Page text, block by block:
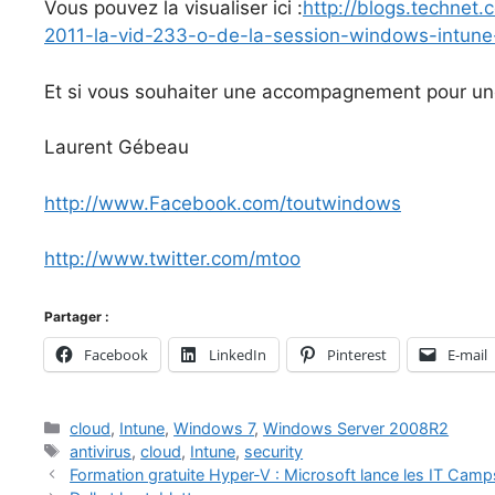
Vous pouvez la visualiser ici :http://
2011-la-vid-233-o-de-la-session-windows-
Et si vous souhaiter une accompagnement pour
Laurent Gébeau
http://www.Facebook.com/toutwindows
http://www.twitter.com/mtoo
Partager :
Facebook LinkedIn Pinterest E-mail
Catégories
cloud, Intune,Windows 7,Windows Server 2008R2
Étiquettes
antivirus,cloud, Intune, security
Formation gratuite Hyper-V : Microsoft lance les IT